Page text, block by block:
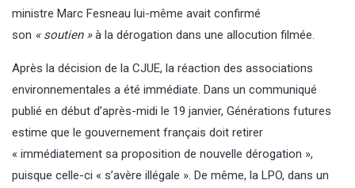
ministre Marc Fesneau lui-même avait confirmé
son « soutien »à la dérogation dans une allocution filmée.
Après la décision de la CJUE, la réaction des associations
environnementales a été immédiate. Dans un communiqué
publié en début d’après-midi le 19 janvier, Générations futures
estime que le gouvernement français doit retirer
« immédiatement sa proposition de nouvelle dérogation »,
puisque celle-ci « s’avère illégale ». De même, la LPO, dans un